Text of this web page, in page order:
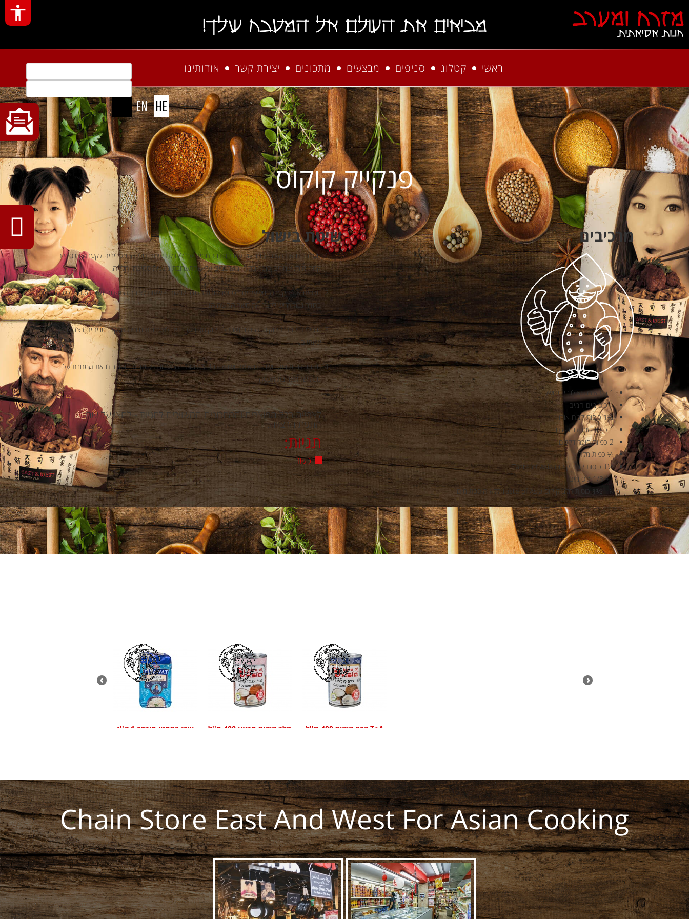
מביאים את העולם אל המטבח שלך!
ראשי קטלוג סניפים מבצעים מתכונים יצירת קשר אודותינו
HE
EN
פנקייק קוקוס
מרכיבים
1 כף אורז תאילנדי מבושל
1 כוס מים חמים
½1 כוסות קמח אורז
1 כפית שמרים יבשים
2 כפיות סוכר דקלים
¼ כפית מלח
½1 כוסות קרם קוקוס Taste of Asia
+1/3 כוס מים
או: ½1 כוסות חלב קוקוס Taste of Asia ללא הוספת מים
שיטת בישול
מערבבים את האורז המבושל עם המים החמים עד לקבלת עיסה חלקה. מעבירים לקערה ומוסיפים
קמח אורז, שמרים סוכר ומלח. מערבבים עד שהתערובת נעשית סמיכה וחלקה.
מכסים את הקערה ומשאירים בטמפרטורת החדר למשך 4 שעות לצורך התפחה (אם הטמפרטורה
בחדר גבוהה יש לקצר את משך ההשהיה).
מוסיפים קרם הקוקוס והמים (או חלב קוקוס) ומערבבים לתערובת מימית חלקה. מניחים בצד למשך
שעתיים.
מחממים מחבת, משמנים אותה ושופכים 3-4 כפות מהתערובת למחבת. מסובבים את המחבת על
מנת שהתערובת תכסה
לצפייה בכל המוצרים והמתכונים המשויכים לתגיות - לחצו על שם
התגית הרצויה.
תגיות:
כשר
אורז בסמטי מובחר 1 ק''ג
חלב קוקוס מבצע 400 מ''ל
קרם קוקוס 400 מ''ל ToA
Chain Store East And West For Asian Cooking